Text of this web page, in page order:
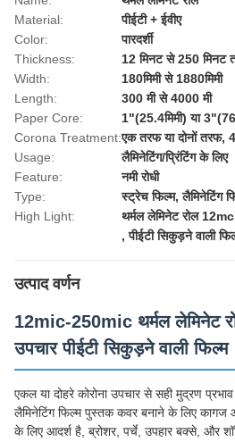
Material:
पीईटी + ईवीए
Color:
पारदर्शी
Thickness:
12 मिनट से 250 मिनट
Width:
180मिमी से 1880मिमी
Length:
300 मी से 4000 मी
Paper Core:
1"(25.4मिमी) या
Corona Treatment:एक तरफ या दोनों
Usage:
लैमिनेटिंग/प्रिंटिंग के लिए
Feature:
नमी रोधी
Type:
स्ट्रेच फिल्म, लैमिनेटिंग
High Light:
थर्मल लेमिनेट रोल 12mc
,पीईटी सिकुड़ने वाली
उत्पाद वर्णन
12mic-250mic थर्मल लेमिनेट
उपचार पीईटी सिकुड़ने वाली फिल्म
एकल या दोहरे कोरोना उपचार से सही मुद्रण प्रभाव
लैमिनेटिंग फिल्म पुस्तक कवर बनाने के लिए
के लिए आदर्श है, ब्रोशर, पर्चे, उपहार बक्से, और